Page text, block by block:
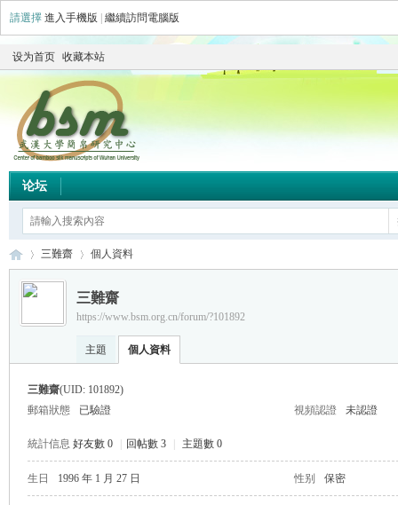
請選擇 進入手機版 繼續訪問電腦版
设为首页 收藏本站
论坛
›
三難齋 個人資料
三難齋
https://www.bsm.org.cn/forum/?101892
主題 個人資料
三難齋(UID: 101892)
郵箱狀態
已驗證 視頻認證 未認證
統計信息 好友數 0 回帖數 3 主題數 0
生日 1996 年 1 月 27 日 性别 保密